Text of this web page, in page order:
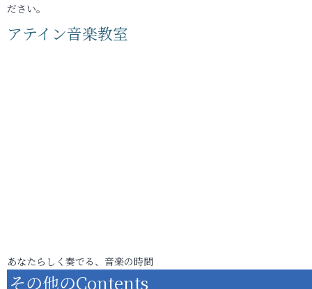
ださい。
アテイン音楽教室
あなたらしく奏でる、音楽の時間
その他のContents